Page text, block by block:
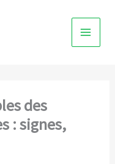
des
: signes,